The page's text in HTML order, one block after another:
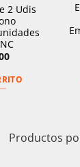
2 Udis
El
precio
actual
es:
Productos